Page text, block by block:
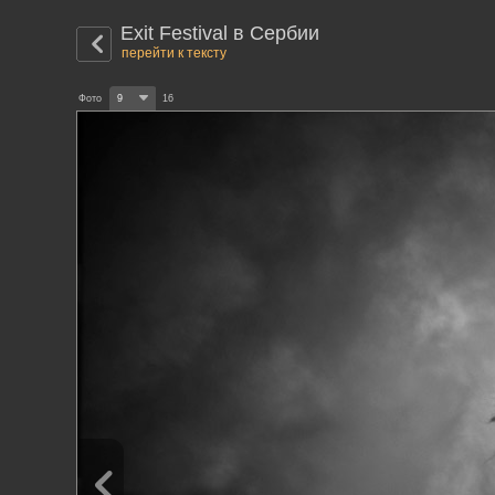
Exit Festival в Сербии
перейти к тексту
Фото 9 16